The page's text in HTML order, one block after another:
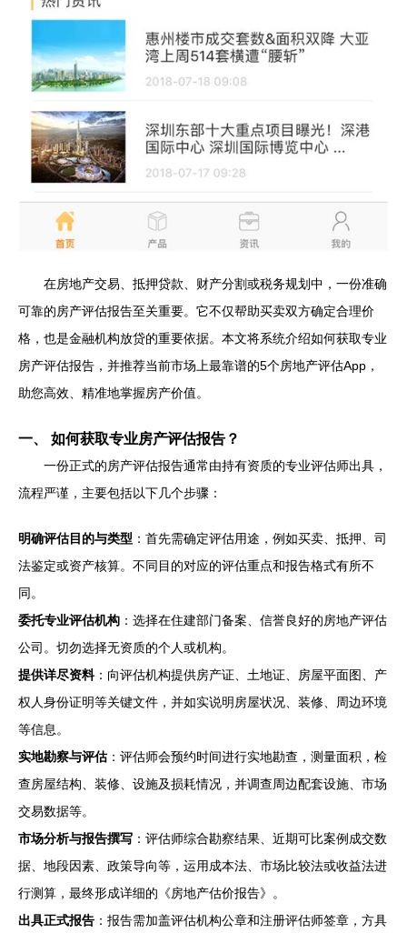
在房地产交易、抵押贷款、财产分割或税务规划中，一份准确
可靠的房产评估报告至关重要。它不仅帮助买卖双方确定合理价
格，也是金融机构放贷的重要依据。本文将系统介绍如何获取专业
房产评估报告，并推荐当前市场上最靠谱的5个房地产评估App，
助您高效、精准地掌握房产价值。
一、 如何获取专业房产评估报告？
一份正式的房产评估报告通常由持有资质的专业评估师出具，
流程严谨，主要包括以下几个步骤：
明确评估目的与类型 ：首先需确定评估用途，例如买卖、抵押、司
法鉴定或资产核算。不同目的对应的评估重点和报告格式有所不
同。
委托专业评估机构 ：选择在住建部门备案、信誉良好的房地产评估
公司。切勿选择无资质的个人或机构。
提供详尽资料：向评估机构提供房产证、土地证、房屋平面图、产
权人身份证明等关键文件，并如实说明房屋状况、装修、周边环境
等信息。
实地勘察与评估：评估师会预约时间进行实地勘查，测量面积，检
查房屋结构、装修、设施及损耗情况，并调查周边配套设施、市场
交易数据等。
市场分析与报告撰写 ：评估师综合勘察结果、近期可比案例成交数
据、地段因素、政策导向等，运用成本法、市场比较法或收益法进
行测算，最终形成详细的《房地产估价报告》。
出具正式报告 ：报告需加盖评估机构公章和注册评估师签章，方具